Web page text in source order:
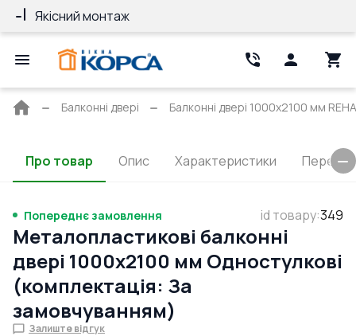
Якісний монтаж
Головна
Балконні двері Балконні двері 1000x2100 мм
Про товар Опис Характеристики
Попереднє замовлення id товару:349
Металопластикові балконні
двері 1000x2100 мм Одностулкові
(комплектація: За
замовчуванням)
Залиште відгук